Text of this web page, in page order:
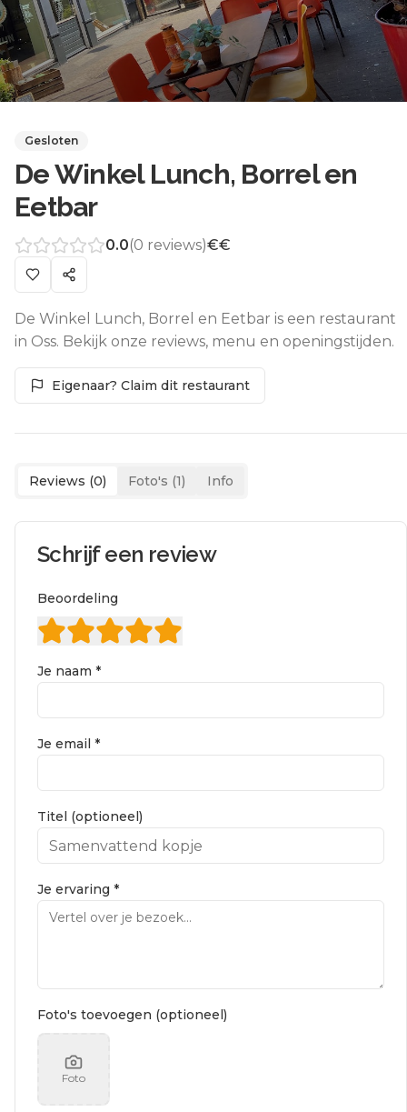
Gesloten
De Winkel Lunch, Borrel en
Eetbar
0.0(0 reviews)€€
De Winkel Lunch, Borrel en Eetbar is een restaurant
in Oss. Bekijk onze reviews, menu en openingstijden.
Eigenaar? Claim dit restaurant
Reviews (0) Foto's (1) Info
Schrijf een review
Beoordeling
Je naam *
Je email *
Titel (optioneel)
Je ervaring *
Foto's toevoegen (optioneel)
Foto